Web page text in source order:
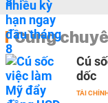
Cùng
Cú
dốc
TÀI